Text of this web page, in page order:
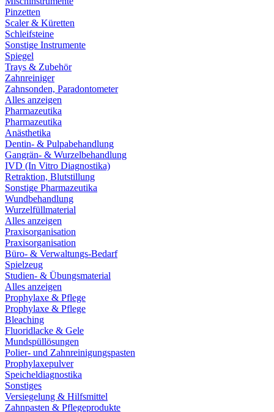
Pinzetten
Scaler & Küretten
Schleifsteine
Sonstige Instrumente
Spiegel
Trays & Zubehör
Zahnreiniger
Zahnsonden, Paradontometer
Alles anzeigen
Pharmazeutika
Pharmazeutika
Anästhetika
Dentin- & Pulpabehandlung
Gangrän- & Wurzelbehandlung
IVD (In Vitro Diagnostika)
Retraktion, Blutstillung
Sonstige Pharmazeutika
Wundbehandlung
Wurzelfüllmaterial
Alles anzeigen
Praxisorganisation
Praxisorganisation
Büro- & Verwaltungs-Bedarf
Spielzeug
Studien- & Übungsmaterial
Alles anzeigen
Prophylaxe & Pflege
Prophylaxe & Pflege
Bleaching
Fluoridlacke & Gele
Mundspüllösungen
Polier- und Zahnreinigungspasten
Prophylaxepulver
Speicheldiagnostika
Sonstiges
Versiegelung & Hilfsmittel
Zahnpasten & Pflegeprodukte